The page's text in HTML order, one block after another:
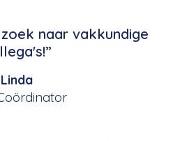
naar vakkundige
Linda